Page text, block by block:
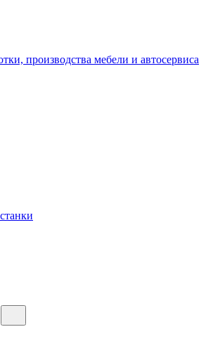
производства мебели и автосервиса
станки